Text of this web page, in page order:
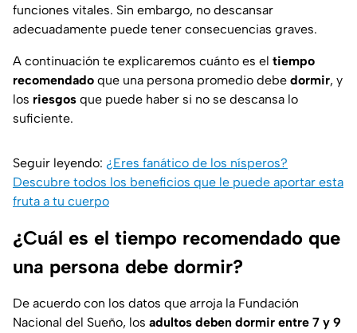
funciones vitales. Sin embargo, no descansar
adecuadamente puede tener consecuencias graves.
A continuación te explicaremos cuánto es el tiempo
recomendado que una persona promedio debe dormir, y
los riesgos que puede haber si no se descansa lo
suficiente.
Seguir leyendo: ¿Eres fanático de los nísperos?
Descubre todos los beneficios que le puede aportar esta
fruta a tu cuerpo
¿Cuál es el tiempo recomendado que
una persona debe dormir?
De acuerdo con los datos que arroja la Fundación
Nacional del Sueño, los adultos deben dormir entre 7 y 9